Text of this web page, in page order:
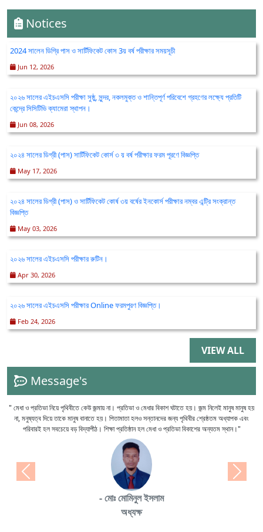
Notices
2024 সালেন ডিগ্রি পাস ও সার্টিফিকেট কোস 3য় বর্ষ পরীক্ষার সময়সূচী
Jun 12, 2026
২০২৬ সালের এইচএসসি পরীক্ষা সুষ্ঠু, সুন্দর, নকলমুক্ত ও শান্তিপূর্ণ পরিবেশে গ্রহণের লক্ষ্যে প্রতিটি
কেন্দ্রে সিসিটিভি ক্যামেরা স্থাপন।
Jun 08, 2026
২০২৪ সালের ডিগ্রী (পাস) সার্টিফিকেট কোর্স ৩ য় বর্ষ পরীক্ষার ফরম পূরণে বিজ্ঞপ্তি
May 17, 2026
২০২৪ সালের ডিগ্রী (পাস) ও সার্টিফিকেট কোর্ষ ৩য় বর্ষের ইনকোর্স পরীক্ষার নম্বর এন্ট্রি সংক্রান্ত
বিজ্ঞপ্তি
May 03, 2026
২০২৬ সালের এইচএসসি পরীক্ষার রুটিন।
Apr 30, 2026
২০২৬ সালের এইচএসসি পরীক্ষার Online ফরমপুরণ বিজ্ঞপ্তি।
Feb 24, 2026
VIEW ALL
Message's
" মেধা ও প্রতিভা নিয়ে পৃথিবীতে কেউ জন্মায় না। প্রতিভা ও মেধার বিকাশ ঘটাতে হয়। জন্ম নিলেই মানুষ মানুষ হয়
না, মনুষ্যত্ব দিয়ে তাকে মানুষ বানাতে হয়। পিতামাতা হলও সন্তানদের জন্য পৃথিবীর শ্রেষ্ঠতম অধ্যাপক এবং
পরিবারই হল সবচেয়ে বড় বিদ্যাপীঠ। শিক্ষা প্রতিষ্ঠান হল মেধা ও প্রতিভা বিকাশের অন্যতম স্থান।"
- মোঃ মোমিনুল ইসলাম
অধ্যক্ষ
Previous Next